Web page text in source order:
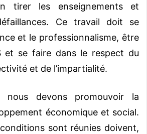
tirer les enseignements et
Ce travail doit se
et le professionnalisme, être
et se faire dans le respect du
et de l’impartialité.
nous devons promouvoir la
économique et social.
sont réunies doivent,